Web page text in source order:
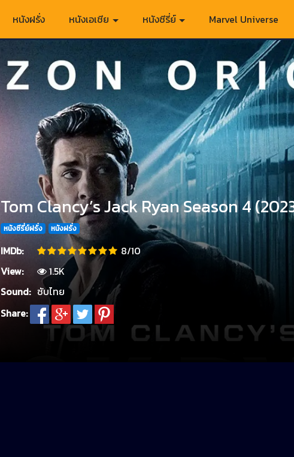
หนังฝรั่ง หนังเอเชีย หนังซีรี่ย์ Marvel Universe
Tom Clancy’s Jack Ryan Season 4
หนังซีรี่ย์ฝรั่ง หนังฝรั่ง
IMDb:
8/10
View:
1.5K
Sound: ซับไทย
Share: